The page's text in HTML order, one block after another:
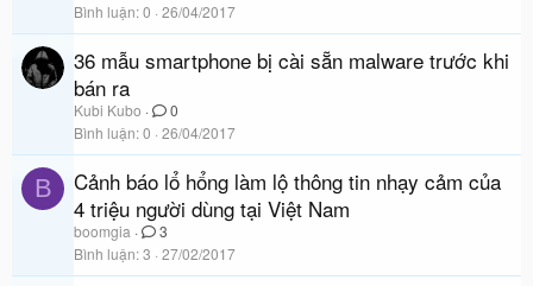
Bình luận 0 26/04/2017
36 mẫu smartphone bị cài sẵn malware trước khi
bán ra
Kubi Kubo
0
Bình luận 0 26/04/2017
B
Cảnh báo lổ hổng làm lộ thông tin nhạy cảm của
4 triệu người dùng tại Việt Nam
boomgia
3
Bình luận 3 27/02/2017